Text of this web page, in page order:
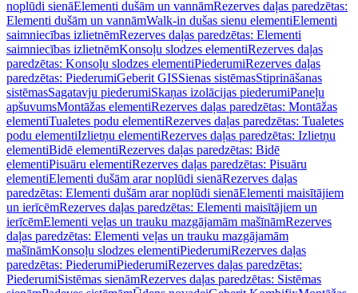
noplūdi sienāElementi dušām un vannāmRezerves daļas paredzētas:
Elementi dušām un vannāmWalk-in dušas sienu elementiElementi
saimniecības izlietnēmRezerves daļas paredzētas: Elementi
saimniecības izlietnēmKonsoļu slodzes elementiRezerves daļas
paredzētas: Konsoļu slodzes elementiPiederumiRezerves daļas
paredzētas: PiederumiGeberit GISSienas sistēmasStiprināšanas
sistēmasSagatavju piederumiSkaņas izolācijas piederumiPaneļu
apšuvumsMontāžas elementiRezerves daļas paredzētas: Montāžas
elementiTualetes podu elementiRezerves daļas paredzētas: Tualetes
podu elementiIzlietņu elementiRezerves daļas paredzētas: Izlietņu
elementiBidē elementiRezerves daļas paredzētas: Bidē
elementiPisuāru elementiRezerves daļas paredzētas: Pisuāru
elementiElementi dušām arar noplūdi sienāRezerves daļas
paredzētas: Elementi dušām arar noplūdi sienāElementi maisītājiem
un ierīcēmRezerves daļas paredzētas: Elementi maisītājiem un
ierīcēmElementi veļas un trauku mazgājamām mašīnāmRezerves
daļas paredzētas: Elementi veļas un trauku mazgājamām
mašīnāmKonsoļu slodzes elementiPiederumiRezerves daļas
paredzētas: PiederumiPiederumiRezerves daļas paredzētas:
PiederumiSistēmas sienāmRezerves daļas paredzētas: Sistēmas